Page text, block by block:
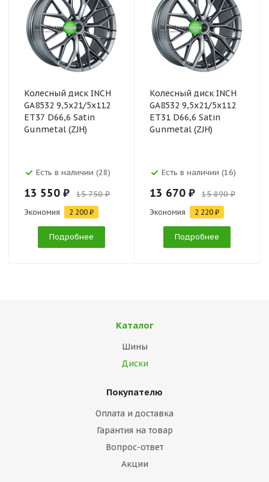
Колесный диск INCH
GA8532 9,5x21/5x112
ET37 D66,6 Satin
Gunmetal (ZJH)
Есть в наличии (28)
13 550 ₽ 15 750 ₽
Экономия 2 200 ₽
Подробнее
Колесный диск INCH
GA8532 9,5x21/5x112
ET31 D66,6 Satin
Gunmetal (ZJH)
Есть в наличии (16)
13 670 ₽ 15 890 ₽
Экономия 2 220 ₽
Подробнее
Каталог
Шины
Диски
Покупателю
Оплата и доставка
Гарантия на товар
Вопрос-ответ
Акции